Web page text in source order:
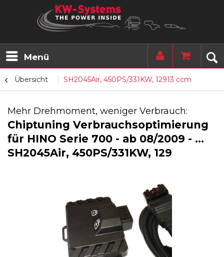
Menü
Übersicht SH2045Air, 450PS/331KW, 12913 ccm
Mehr Drehmoment, weniger Verbrauch:
Chiptuning Verbrauchsoptimierung
für HINO Serie 700 - ab 08/2009 - ...
SH2045Air, 450PS/331KW, 129